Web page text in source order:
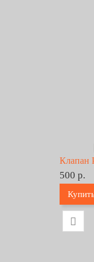
Клапан
500 р.